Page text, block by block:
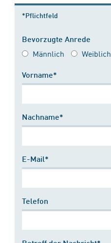
*Pflichtfeld
Bevorzugte Anrede
Männlich Weiblich
Vorname*
Nachname*
E-Mail*
Telefon